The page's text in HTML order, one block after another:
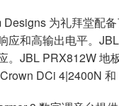
为礼拜堂配
应和高输出电平。
。JBL PRX812W 地
DCi 4|2400N 和